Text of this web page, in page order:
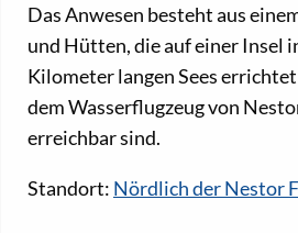
Das Anwesen besteht aus
und Hütten, die auf einer Insel
Kilometer langen Sees
dem Wasserflugzeug von
erreichbar sind.
Standort: Nördlich der Nestor